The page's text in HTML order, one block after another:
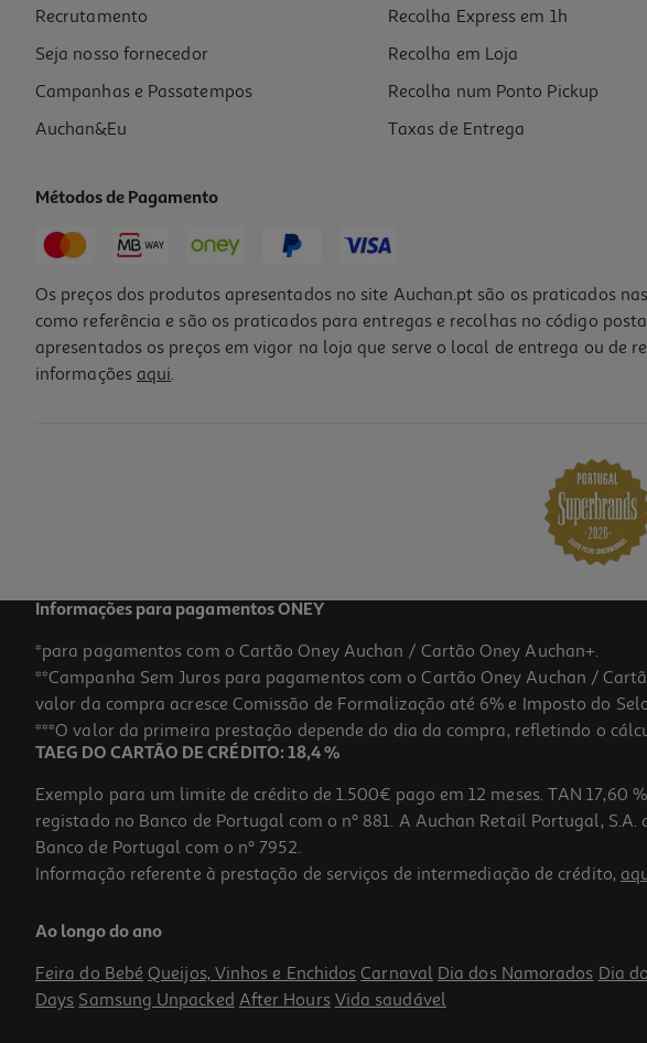
7,39 €
17.08 €/Kg
34,15 €
Recrutamento
Seja nosso fornecedor
Campanhas e Passatempos
Auchan&Eu
Recolha Express em 1h
Recolha em Loja
Recolha num Ponto Pickup
Taxas de Entrega
Métodos de Pagamento
Os preços dos produtos apresentados no site Auchan.pt são os praticados
como referência e são os praticados para entregas e recolhas no código
apresentados os preços em vigor na loja que serve o local de entrega ou
informações aqui.
Informações para pagamentos ONEY
*para pagamentos com o Cartão Oney Auchan / Cartão Oney Auchan+.
**Campanha Sem Juros para pagamentos com o Cartão Oney Auchan /
valor da compra acresce Comissão de Formalização até 6% e Imposto do
***O valor da primeira prestação depende do dia da compra, refletindo o
TAEG DO CARTÃO DE CRÉDITO: 18,4 %
Exemplo para um limite de crédito de 1.500€ pago em 12 meses. TAN
registado no Banco de Portugal com o nº 881. A Auchan Retail Portugal,
Banco de Portugal com o nº 7952.
Informação referente à prestação de serviços de intermediação de crédito,
Ao longo do ano
Feira do Bebé Queijos, Vinhos e Enchidos Carnaval Dia dos Namorados Dia
Days Samsung Unpacked After Hours Vida saudável